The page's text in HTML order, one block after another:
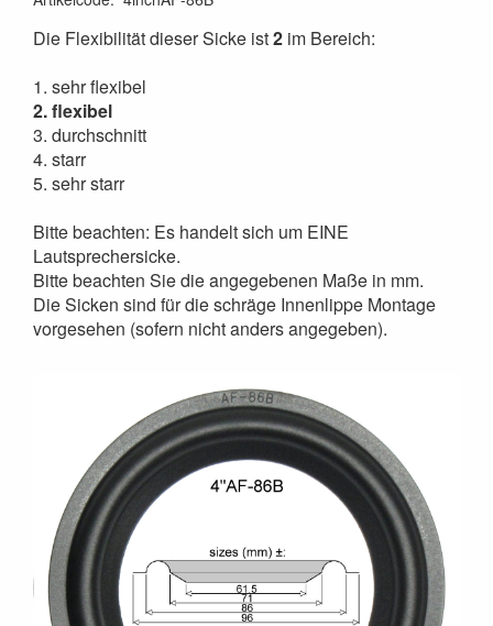
Die Flexibilität dieser Sicke ist2 im Bereich:
1. sehr flexibel
2. flexibel
3. durchschnitt
4. starr
5. sehr starr
Bitte beachten: Es handelt sich um EINE
Lautsprechersicke.
Bitte beachten Sie die angegebenen Maße in mm.
Die Sicken sind für die schräge Innenlippe Montage
vorgesehen (sofern nicht anders angegeben).